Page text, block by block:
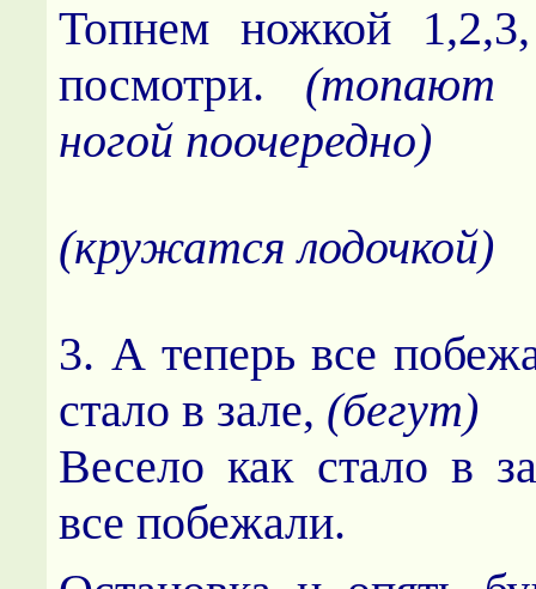
Топнем ножкой
посмотри. (топают
ногой поочередно)
(кружатся лодочкой)
3. А теперь все
стало в зале, (бегут)
Весело как стало в
все побежали.